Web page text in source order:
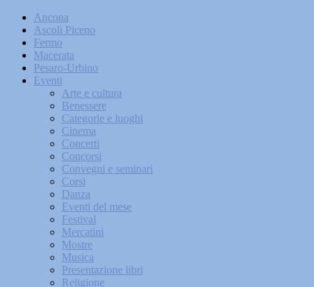
Ancona
Ascoli Piceno
Fermo
Macerata
Pesaro-Urbino
Eventi
Arte e cultura
Benessere
Categorie e luoghi
Cinema
Concerti
Concorsi
Convegni e seminari
Corsi
Danza
Eventi del mese
Festival
Mercatini
Mostre
Musica
Presentazione libri
Religione